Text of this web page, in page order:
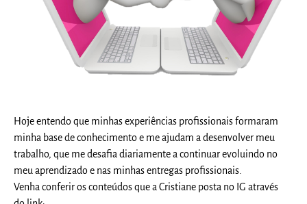
Hoje entendo que minhas experiências profissionais formaram
minha base de conhecimento e me ajudam a desenvolver meu
trabalho, que me desafia diariamente a continuar evoluindo no
meu aprendizado e nas minhas entregas profissionais.
Venha conferir os conteúdos que a Cristiane posta no IG através